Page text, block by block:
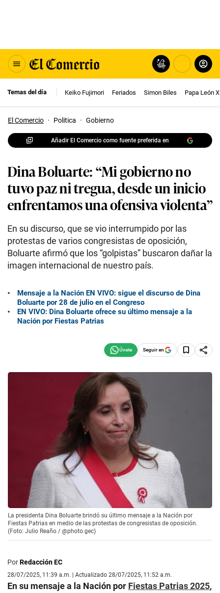
Temas del día Keiko Fujimori Feriados Simon Biles Papa León
El Comercio · Politica · Gobierno
Añadir El Comercio como fuente preferida en
Dina Boluarte: “Mi gobierno no
tuvo paz ni tregua, desde un inicio
enfrentamos una ofensiva violenta”
En su discurso, que se vio interrumpido por las
protestas de varios congresistas de oposición,
Boluarte afirmó que los “golpistas” buscaron dañar la
imagen internacional de nuestro país.
Mensaje a la Nación EN VIVO: sigue el discurso de Dina
Boluarte por 28 de julio en el Congreso
EN VIVO: Dina Boluarte ofrece su último mensaje a la
Nación por Fiestas Patrias
Seguir en
La presidenta Dina Boluarte brindó su último mensaje a la Nación por
Fiestas Patrias en medio de las protestas de congresistas de oposición.
(Foto: Julio Reaño / @photo.gec)
PorRedacción EC
28/07/2025, 11:39 a.m. | Actualizado 28/07/2025, 11:52 a.m.
En su mensaje a la Nación por Fiestas Patrias 2025,